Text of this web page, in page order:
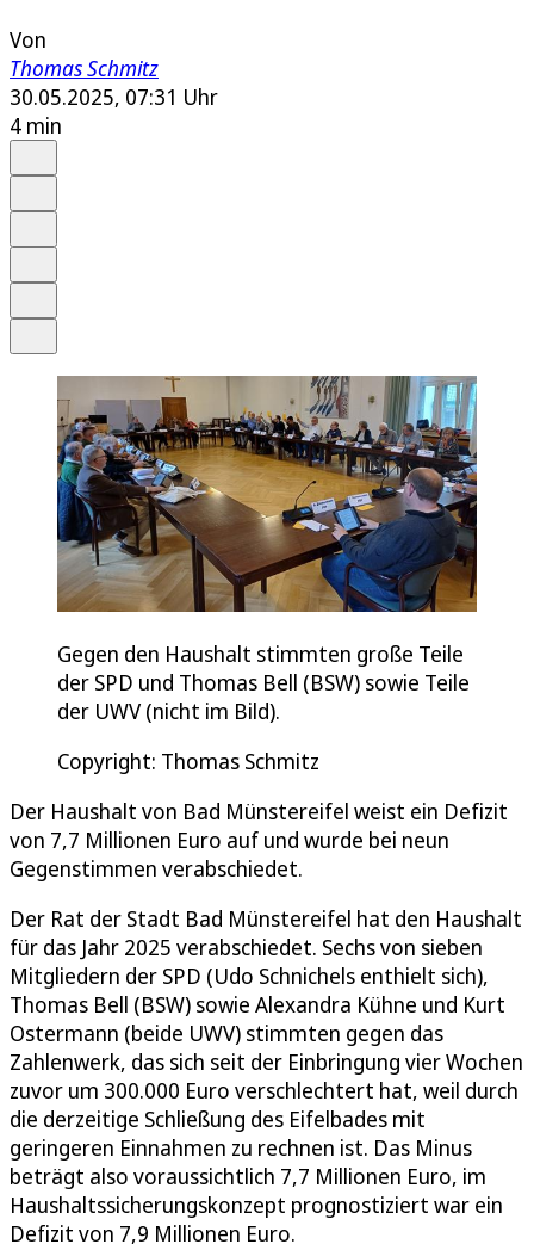
Von
Thomas Schmitz
30.05.2025, 07:31 Uhr
4 min
Gegen den Haushalt stimmten große Teile
der SPD und Thomas Bell (BSW) sowie Teile
der UWV (nicht im Bild).
Copyright: Thomas Schmitz
Der Haushalt von Bad Münstereifel weist ein Defizit
von 7,7 Millionen Euro auf und wurde bei neun
Gegenstimmen verabschiedet.
Der Rat der Stadt Bad Münstereifel hat den Haushalt
für das Jahr 2025 verabschiedet. Sechs von sieben
Mitgliedern der SPD (Udo Schnichels enthielt sich),
Thomas Bell (BSW) sowie Alexandra Kühne und Kurt
Ostermann (beide UWV) stimmten gegen das
Zahlenwerk, das sich seit der Einbringung vier Wochen
zuvor um 300.000 Euro verschlechtert hat, weil durch
die derzeitige Schließung des Eifelbades mit
geringeren Einnahmen zu rechnen ist. Das Minus
beträgt also voraussichtlich 7,7 Millionen Euro, im
Haushaltssicherungskonzept prognostiziert war ein
Defizit von 7,9 Millionen Euro.